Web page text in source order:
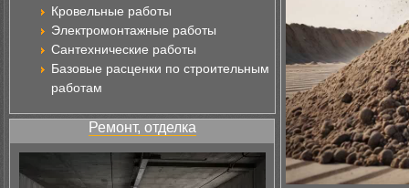
Кровельные работы
Электромонтажные работы
Сантехнические работы
Базовые расценки по строительным
работам
Ремонт, отделка